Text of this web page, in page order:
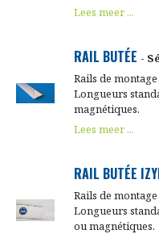
Lees meer ...
RAIL BUTÉE -
Rails de
Longueurs
magnétiques.
Lees meer ...
RAIL BUTÉE
Rails de
Longueurs
ou magnétiques.